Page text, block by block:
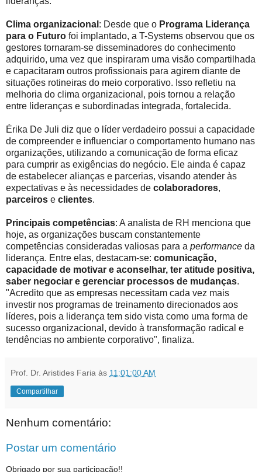
Clima organizacional : Desde que o Programa Liderança
para o Futuro foi implantado, a T-Systems observou que os
gestores tornaram-se disseminadores do conhecimento
adquirido, uma vez que inspiraram uma visão compartilhada
e capacitaram outros profissionais para agirem diante de
situações rotineiras do meio corporativo. Isso refletiu na
melhoria do clima organizacional, pois tornou a relação
entre lideranças e subordinadas integrada, fortalecida.
Érika De Juli diz que o líder verdadeiro possui a capacidade
de compreender e influenciar o comportamento humano nas
organizações, utilizando a comunicação de forma eficaz
para cumprir as exigências do negócio. Ele ainda é capaz
de estabelecer alianças e parcerias, visando atender às
expectativas e às necessidades de colaboradores,
parceiros e clientes.
Principais competências: A analista de RH menciona que
hoje, as organizações buscam constantemente
competências consideradas valiosas para a performance da
liderança. Entre elas, destacam-se: comunicação,
capacidade de motivar e aconselhar, ter atitude positiva,
saber negociar e gerenciar processos de mudanças.
"Acredito que as empresas necessitam cada vez mais
investir nos programas de treinamento direcionados aos
líderes, pois a liderança tem sido vista como uma forma de
sucesso organizacional, devido à transformação radical e
tendências no ambiente corporativo", finaliza.
Prof. Dr. Aristides Faria às 11:01:00 AM
Compartilhar
Nenhum comentário:
Postar um comentário
Obrigado por sua participação!!